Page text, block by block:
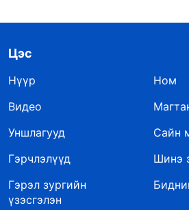
Цэс
Нүүр
Ном
Видео
Уншлагууд
Сайн
Гэрчлэлүүд
Шинэ
Гэрэл зургийн
үзэсгэлэн